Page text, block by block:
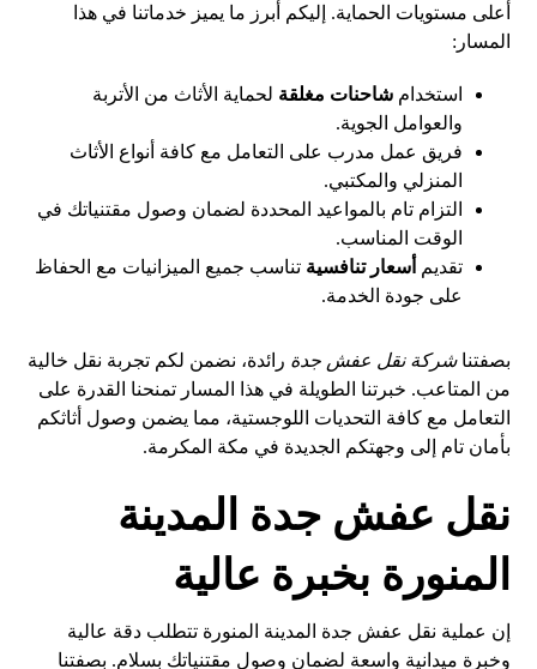
أعلى مستويات الحماية. إليكم أبرز ما يميز خدماتنا في هذا
المسار:
استخدامشاحنات مغلقة لحماية الأثاث من الأتربة
والعوامل الجوية.
فريق عمل مدرب على التعامل مع كافة أنواع الأثاث
المنزلي والمكتبي.
التزام تام بالمواعيد المحددة لضمان وصول مقتنياتك في
الوقت المناسب.
تقديم أسعار تنافسية تناسب جميع الميزانيات مع الحفاظ
على جودة الخدمة.
بصفتناشركة نقل عفش جدة رائدة، نضمن لكم تجربة نقل خالية
من المتاعب. خبرتنا الطويلة في هذا المسار تمنحنا القدرة على
التعامل مع كافة التحديات اللوجستية، مما يضمن وصول أثاثكم
بأمان تام إلى وجهتكم الجديدة في مكة المكرمة.
نقل عفش جدة المدينة
المنورة بخبرة عالية
إن عملية نقل عفش جدة المدينة المنورة تتطلب دقة عالية
وخبرة ميدانية واسعة لضمان وصول مقتنياتك بسلام. بصفتنا